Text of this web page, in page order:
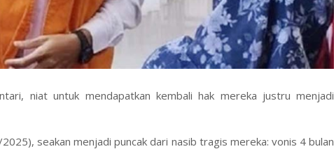
niat untuk mendapatkan kembali hak mereka justru menjadi
seakan menjadi puncak dari nasib tragis mereka: vonis 4 bulan